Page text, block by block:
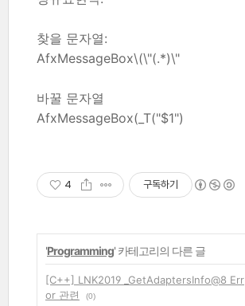
찾을 문자열:
AfxMessageBox\(\"(.*)\"
바꿀 문자열
AfxMessageBox(_T("$1")
4 구독하기
'Programming' 카테고리의 다른 글
[C++] LNK2019 _GetAdaptersInfo@8 Err
or 관련
(0)